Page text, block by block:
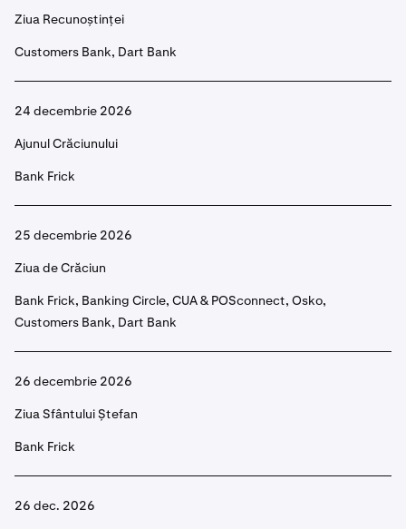
Ziua Recunoștinței
Customers Bank, Dart Bank
24 decembrie 2026
Ajunul Crăciunului
Bank Frick
25 decembrie 2026
Ziua de Crăciun
Bank Frick, Banking Circle, CUA & POSconnect, Osko,
Customers Bank, Dart Bank
26 decembrie 2026
Ziua Sfântului Ștefan
Bank Frick
26 dec. 2026